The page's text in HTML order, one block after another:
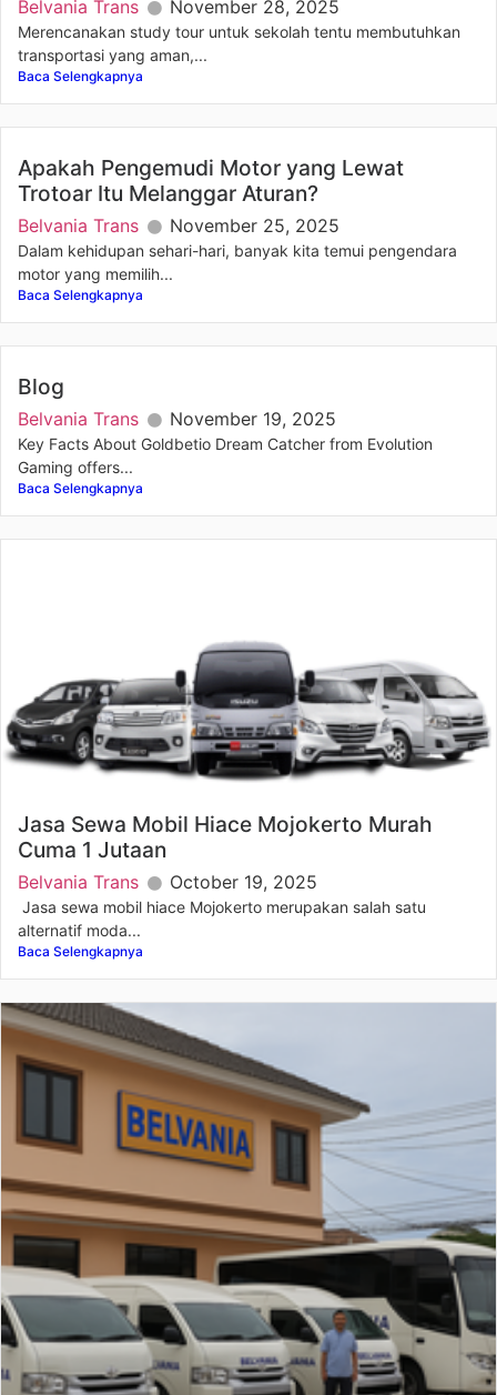
Belvania Trans November 28, 2025
Merencanakan study tour untuk sekolah tentu membutuhkan
transportasi yang aman,...
Baca Selengkapnya
Apakah Pengemudi Motor yang Lewat
Trotoar Itu Melanggar Aturan?
Belvania Trans November 25, 2025
Dalam kehidupan sehari-hari, banyak kita temui pengendara
motor yang memilih...
Baca Selengkapnya
Blog
Belvania Trans November 19, 2025
Key Facts About Goldbetio Dream Catcher from Evolution
Gaming offers...
Baca Selengkapnya
Jasa Sewa Mobil Hiace Mojokerto Murah
Cuma 1 Jutaan
Belvania Trans October 19, 2025
Jasa sewa mobil hiace Mojokerto merupakan salah satu
alternatif moda...
Baca Selengkapnya